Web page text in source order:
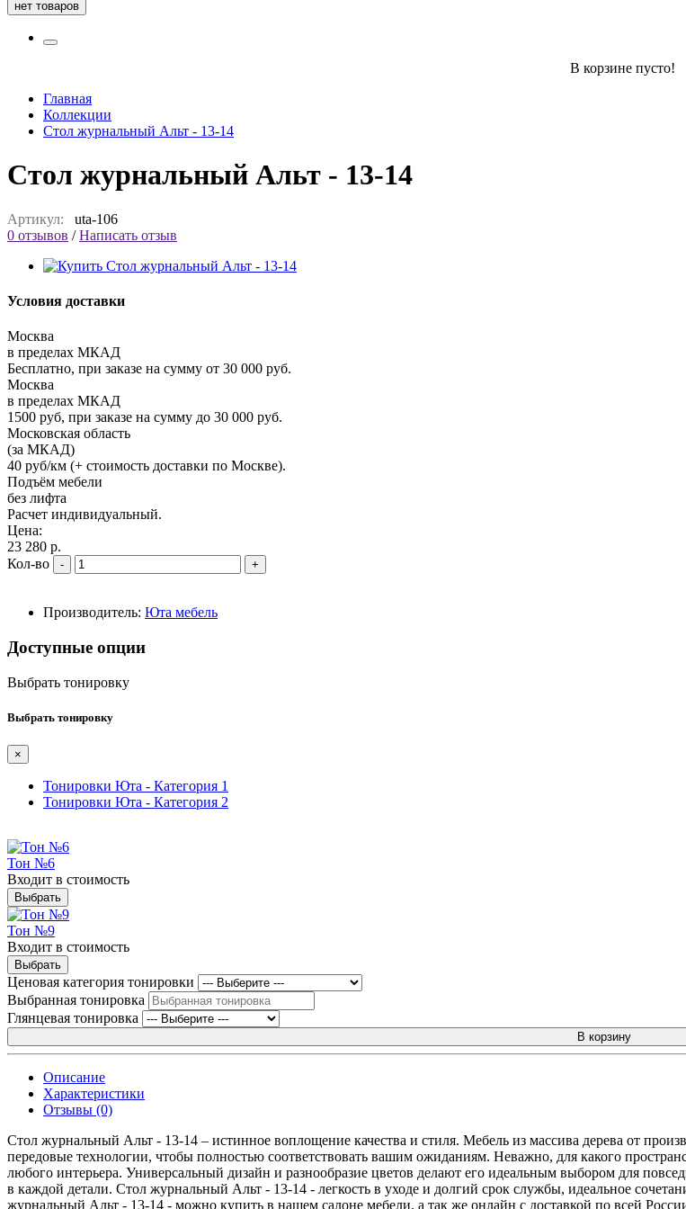
нет товаров
В корзине пусто!
Главная
Коллекции
Стол журнальный Альт - 13-14
Стол журнальный Альт - 13-14
Артикул: uta-106
0 отзывов /Написать отзыв
Условия доставки
Москва
в пределах МКАД
Бесплатно, при заказе на сумму от 30 000 руб.
Москва
в пределах МКАД
1500 руб, при заказе на сумму до 30 000 руб.
Московская область
(за МКАД)
40 руб/км (+ стоимость доставки по Москве).
Подъём мебели
без лифта
Расчет индивидуальный.
Цена:
23 280 р.
Кол-во
- +
Производитель: Юта мебель
Доступные опции
Выбрать тонировку
Выбрать тонировку
×
Тонировки Юта - Категория 1
Тонировки Юта - Категория 2
Тон №6
Входит в стоимость
Выбрать
Тон №9
Входит в стоимость
Выбрать
Ценовая категория тонировки
Выбранная тонировка
Глянцевая тонировка
В корзину
Описание
Характеристики
Отзывы (0)
Стол журнальный Альт - 13-14 – истинное воплощение качества и стиля. Мебель из массива дерева от
передовые технологии, чтобы полностью соответствовать вашим ожиданиям. Неважно, для какого
любого интерьера. Универсальный дизайн и разнообразие цветов делают его идеальным выбором для
в каждой детали. Стол журнальный Альт - 13-14 - легкость в уходе и долгий срок службы, идеальное
журнальный Альт - 13-14 - можно купить в нашем салоне мебели, а так же онлайн с доставкой по всей